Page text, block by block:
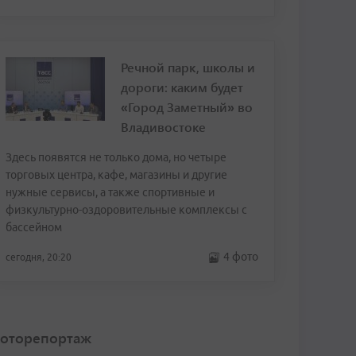
Речной парк, школы и
дороги: каким будет
«Город Заметный» во
Владивостоке
Здесь появятся не только дома, но четыре
торговых центра, кафе, магазины и другие
нужные сервисы, а также спортивные и
физкультурно-оздоровительные комплексы с
бассейном
сегодня, 20:20 4 фото